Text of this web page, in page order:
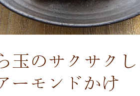
玉のサクサクし
ーモンドかけ